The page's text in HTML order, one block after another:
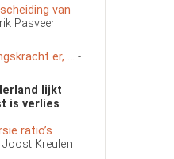
van
Pasveer
er, ... -
lijkt
is verlies
ratio’s
Joost Kreulen